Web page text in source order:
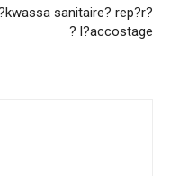
sanitaire? rep?r?
? l?accostage